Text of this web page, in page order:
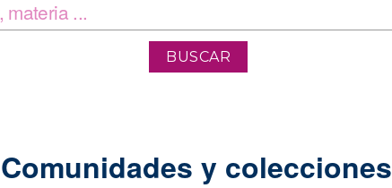
Comunidades y colecciones